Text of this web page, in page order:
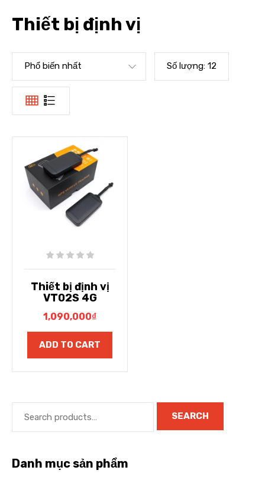
Thiết bị định vị
Phổ biến nhất Số lượng: 12
Thiết bị định vị
VT02S 4G
1,090,000₫
ADD TO CART
SEARCH
Danh mục sản phẩm